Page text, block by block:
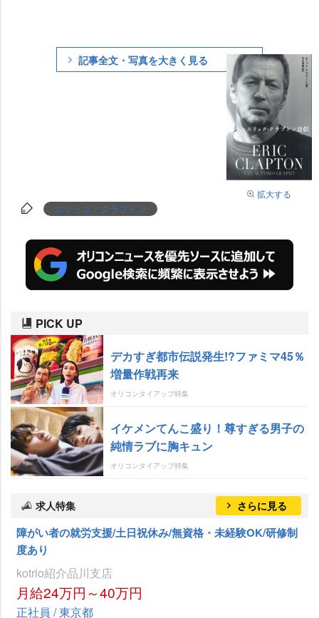
拡大する
記事全文・写真を大きく見る
エリック・クラプトン
PICK UP
デカすぎ都市伝説発生!?ファミマ45％
増量作戦再来
オリコンタイアップ特集
イケメンてんこ盛り！尊すぎる男子の
純情ラブに胸キュン
オリコンタイアップ特集
求人特集 さらに見る
障がい者の就労支援/土日祝休み/無資格・未経験OK/研修制
度あり
kotrio紹介品川支店
月給24万円～40万円
正社員 / 東京都